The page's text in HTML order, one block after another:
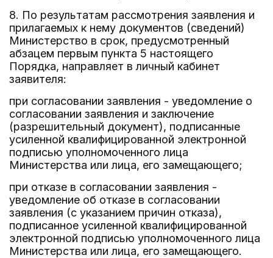
8. По результатам рассмотрения заявления и
прилагаемых к нему документов (сведений)
Министерство в срок, предусмотренный
абзацем первым пункта 5 настоящего
Порядка, направляет в личный кабинет
заявителя:
при согласовании заявления - уведомление о
согласовании заявления и заключение
(разрешительный документ), подписанные
усиленной квалифицированной электронной
подписью уполномоченного лица
Министерства или лица, его замещающего;
при отказе в согласовании заявления -
уведомление об отказе в согласовании
заявления (с указанием причин отказа),
подписанное усиленной квалифицированной
электронной подписью уполномоченного лица
Министерства или лица, его замещающего.